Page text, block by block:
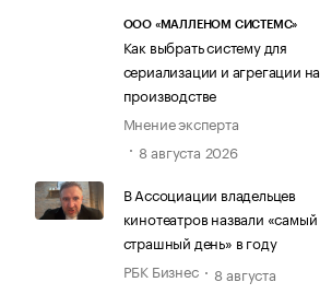
ООО «МАЛЛЕНОМ СИСТЕМС»
Как выбрать систему для
сериализации и агрегации на
производстве
Мнение эксперта
8 августа 2026
В Ассоциации владельцев
кинотеатров назвали «самый
страшный день» в году
РБК Бизнес
8 августа